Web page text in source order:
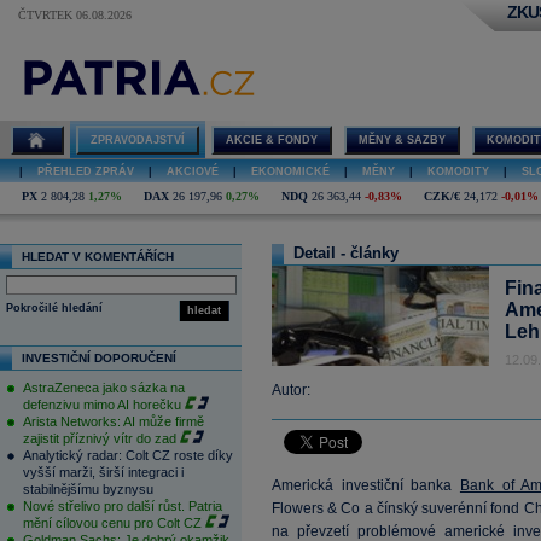
ČTVRTEK 06.08.2026
ZPRAVODAJSTVÍ AKCIE & FONDY MĚNY & SAZBY
PŘEHLED ZPRÁV AKCIOVÉ EKONOMICKÉ MĚNY KOMODITY
PX 2 804,28 1,27% DAX 26 197,96 0,27% NDQ 26 363,44 -0,83% CZK/€ 24,172 -0,01%
HLEDAT V KOMENTÁŘÍCH
hledat
Pokročilé hledání
INVESTIČNÍ DOPORUČENÍ
AstraZeneca jako sázka na
defenzivu mimo AI horečku
Arista Networks: AI může firmě
zajistit příznivý vítr do zad
Analytický radar: Colt CZ roste díky
vyšší marži, širší integraci i
stabilnějšímu byznysu
Nové střelivo pro další růst. Patria
mění cílovou cenu pro Colt CZ
Detail - články
Autor:
Americká investiční banka
Bank of
Flowers & Co a čínský suverénní fond
na převzetí problémové americké